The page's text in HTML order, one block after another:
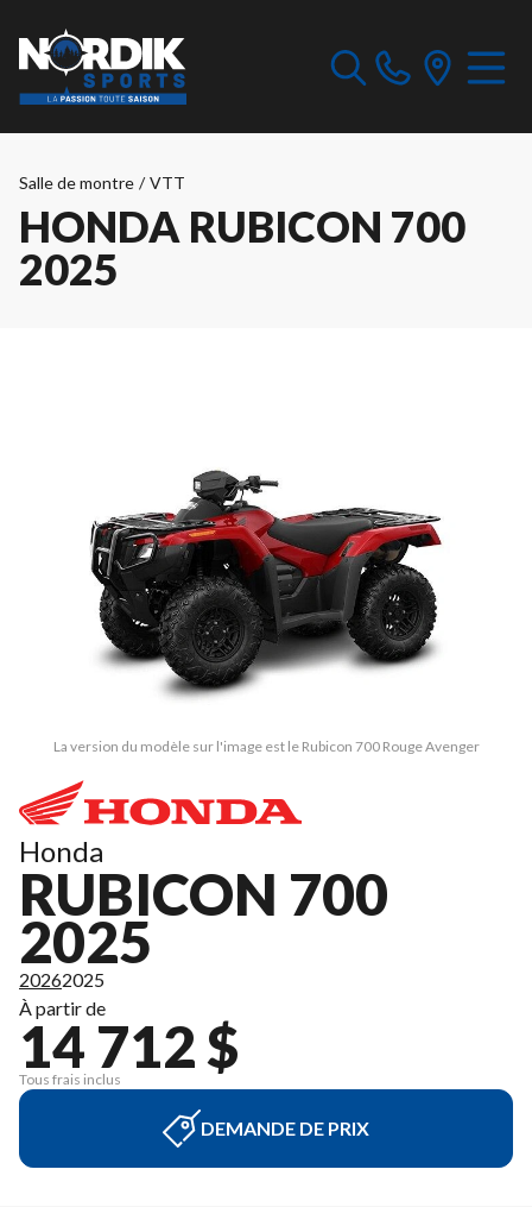
Salle de montre / VTT
HONDA RUBICON 700
2025
La version du modèle sur l'image est le Rubicon 700 Rouge Avenger
Honda
RUBICON 700
2025
20262025
À partir de
14 712 $
Tous frais inclus
DEMANDE DE PRIX